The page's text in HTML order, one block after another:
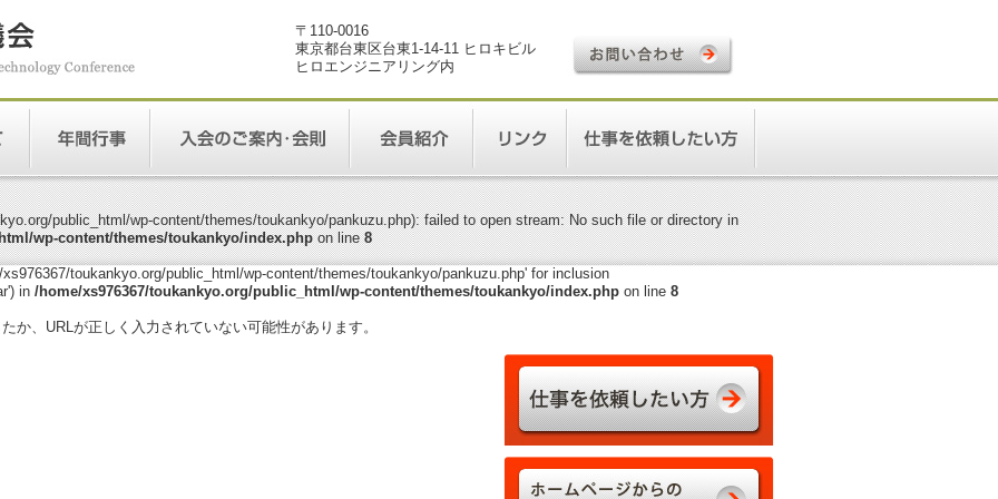
〒110-0016
東京都台東区台東1-14-11 ヒロキビル
ヒロエンジニアリング内
public_html/wp-content/themes/toukankyo/pankuzu.php): failed to open stream: No such file or directory in
wp-content/themes/toukankyo/index.phpon line8
toukankyo.org/public_html/wp-content/themes/toukankyo/pankuzu.php' for inclusion
in /home/xs976367/toukankyo.org/public_html/wp-content/themes/toukankyo/index.phpon line 8
か、URLが正しく入力されていない可能性があります。